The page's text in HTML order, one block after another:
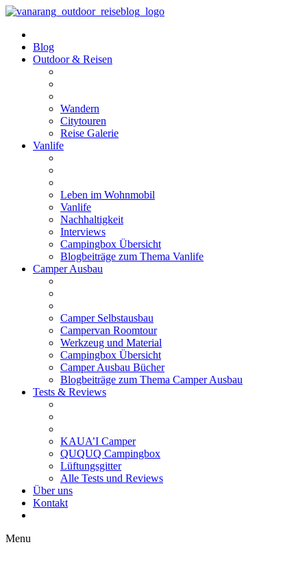
Blog
Outdoor & Reisen
Wandern
Citytouren
Reise Galerie
Vanlife
Leben im Wohnmobil
Vanlife
Nachhaltigkeit
Interviews
Campingbox Übersicht
Blogbeiträge zum Thema Vanlife
Camper Ausbau
Camper Selbstausbau
Campervan Roomtour
Werkzeug und Material
Campingbox Übersicht
Camper Ausbau Bücher
Blogbeiträge zum Thema Camper Ausbau
Tests & Reviews
KAUA’I Camper
QUQUQ Campingbox
Lüftungsgitter
Alle Tests und Reviews
Über uns
Kontakt
Menu